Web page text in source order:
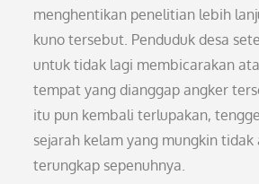
menghentikan penelitian lebih
kuno tersebut. Penduduk desa
untuk tidak lagi membicarakan
tempat yang dianggap angker
itu pun kembali terlupakan,
sejarah kelam yang mungkin tidak
terungkap sepenuhnya.